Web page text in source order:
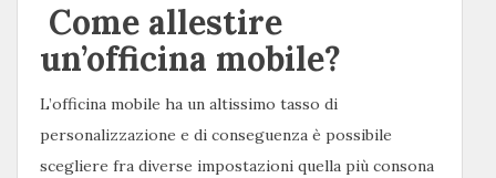
Come allestire
un’officina mobile?
L’officina mobile ha un altissimo tasso di
personalizzazione e di conseguenza è possibile
scegliere fra diverse impostazioni quella più consona